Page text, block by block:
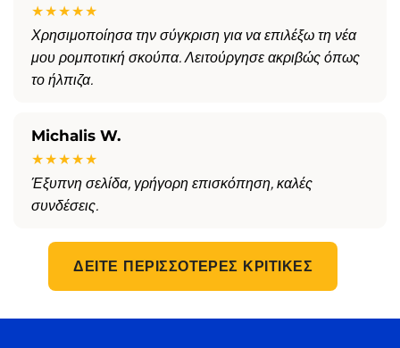
★★★★★
Χρησιμοποίησα την σύγκριση για να επιλέξω τη νέα
μου ρομποτική σκούπα. Λειτούργησε ακριβώς όπως
το ήλπιζα.
Michalis W.
★★★★★
Έξυπνη σελίδα, γρήγορη επισκόπηση, καλές
συνδέσεις.
ΔΕΊΤΕ ΠΕΡΙΣΣΌΤΕΡΕΣ ΚΡΙΤΙΚΈΣ